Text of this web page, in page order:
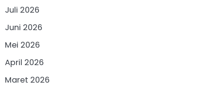
Juli 2026
Juni 2026
Mei 2026
April 2026
Maret 2026